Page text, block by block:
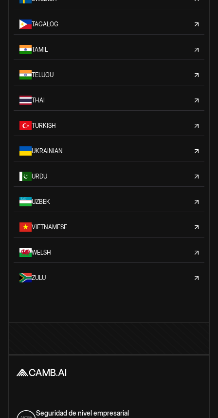
TAGALOG
TAMIL
TELUGU
THAI
TURKISH
UKRAINIAN
URDU
UZBEK
VIETNAMESE
WELSH
ZULU
Seguridad de nivel empresarial